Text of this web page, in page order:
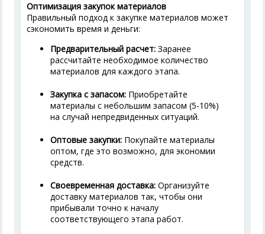
Оптимизация закупок материалов
Правильный подход к закупке материалов может
сэкономить время и деньги:
Предварительный расчет: Заранее
рассчитайте необходимое количество
материалов для каждого этапа.
Закупка с запасом: Приобретайте
материалы с небольшим запасом (5-10%)
на случай непредвиденных ситуаций.
Оптовые закупки: Покупайте материалы
оптом, где это возможно, для экономии
средств.
Своевременная доставка: Организуйте
доставку материалов так, чтобы они
прибывали точно к началу
соответствующего этапа работ.